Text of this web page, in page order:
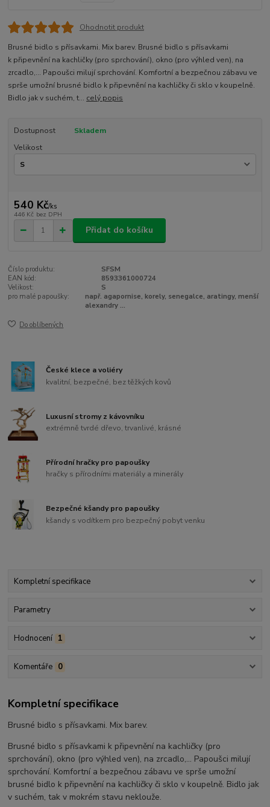
Ohodnotit produkt
Brusné bidlo s přísavkami. Mix barev. Brusné bidlo s přísavkami
k připevnění na kachličky (pro sprchování), okno (pro výhled ven), na
zrcadlo,… Papoušci milují sprchování. Komfortní a bezpečnou zábavu ve
sprše umožní brusné bidlo k připevnění na kachličky či sklo v koupelně.
Bidlo jak v suchém, t... celý popis
Dostupnost
Skladem
Velikost
540 Kč/ks
446 Kč bez DPH
Přidat do košíku
Číslo produktu:
SFSM
EAN kód:
8593361000724
Velikost:
S
pro malé papoušky:
např. agapornise, korely, senegalce, aratingy, menší
alexandry ...
Do oblíbených
České klece a voliéry
kvalitní, bezpečné, bez těžkých kovů
Luxusní stromy z kávovníku
extrémně tvrdé dřevo, trvanlivé, krásné
Přírodní hračky pro papoušky
hračky s přírodními materiály a minerály
Bezpečné kšandy pro papoušky
kšandy s vodítkem pro bezpečný pobyt venku
Kompletní specifikace
Parametry
Hodnocení 1
Komentáře 0
Kompletní specifikace
Brusné bidlo s přísavkami. Mix barev.
Brusné bidlo s přísavkami k připevnění na kachličky (pro
sprchování), okno (pro výhled ven), na zrcadlo,… Papoušci milují
sprchování. Komfortní a bezpečnou zábavu ve sprše umožní
brusné bidlo k připevnění na kachličky či sklo v koupelně. Bidlo jak
v suchém, tak v mokrém stavu neklouže.